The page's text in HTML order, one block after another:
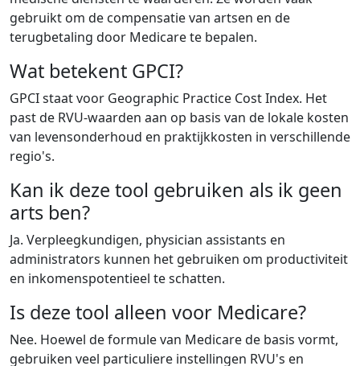
gebruikt om de compensatie van artsen en de
terugbetaling door Medicare te bepalen.
Wat betekent GPCI?
GPCI staat voor Geographic Practice Cost Index. Het
past de RVU-waarden aan op basis van de lokale kosten
van levensonderhoud en praktijkkosten in verschillende
regio's.
Kan ik deze tool gebruiken als ik geen
arts ben?
Ja. Verpleegkundigen, physician assistants en
administrators kunnen het gebruiken om productiviteit
en inkomenspotentieel te schatten.
Is deze tool alleen voor Medicare?
Nee. Hoewel de formule van Medicare de basis vormt,
gebruiken veel particuliere instellingen RVU's en